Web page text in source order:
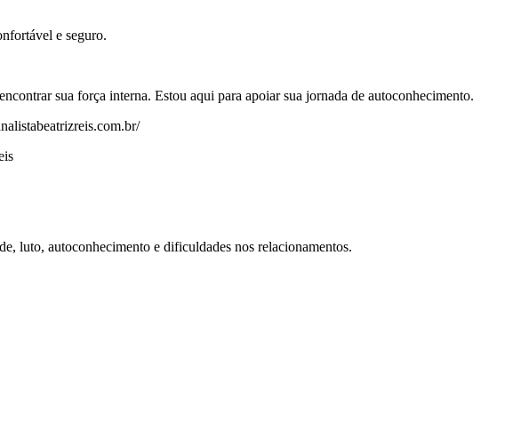
e seguro.
sua força interna. Estou aqui para apoiar sua jornada de autoconhecimento.
luto, autoconhecimento e dificuldades nos relacionamentos.